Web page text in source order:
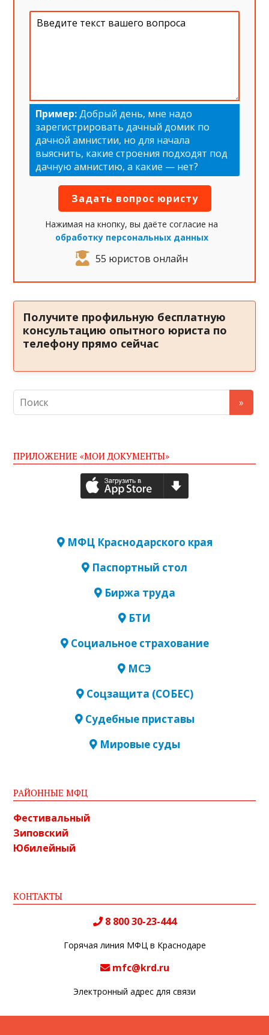
Пример:Добрый день, мне надо
зарегистрировать дачный домик по
дачной амнистии, но для начала
выяснить, какие строения подходят под
дачную амнистию, а какие — нет?
Нажимая на кнопку, вы даёте согласие на
обработку персональных данных
55 юристов онлайн
Получите профильную бесплатную
консультацию опытного юриста по
телефону прямо сейчас
ПРИЛОЖЕНИЕ «МОИ ДОКУМЕНТЫ»
МФЦ Краснодарского края
Паспортный стол
Биржа труда
БТИ
Социальное страхование
МСЭ
Соцзащита (СОБЕС)
Судебные приставы
Мировые суды
РАЙОННЫЕ МФЦ
Фестивальный
Зиповский
Юбилейный
КОНТАКТЫ
8 800 30-23-444
Горячая линия МФЦ в Краснодаре
mfc@krd.ru
Электронный адрес для связи